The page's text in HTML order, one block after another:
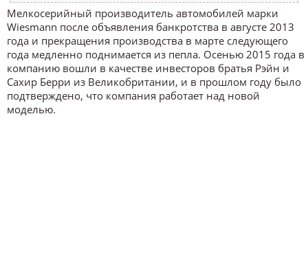
Мелкосерийный производитель автомобилей марки
Wiesmann после объявления банкротства в августе 2013
года и прекращения производства в марте следующего
года медленно поднимается из пепла. Осенью 2015 года в
компанию вошли в качестве инвесторов братья Рэйн и
Сахир Берри из Великобритании, и в прошлом году было
подтверждено, что компания работает над новой
моделью.